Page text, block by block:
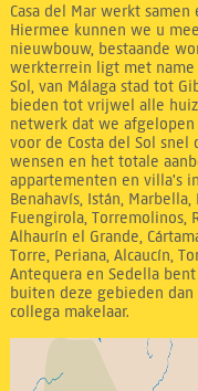
Casa del Mar werkt
Hiermee kunnen we u
nieuwbouw, bestaande
werkterrein ligt met name
Sol, van Málaga stad tot
bieden tot vrijwel alle
netwerk dat we
voor de Costa del Sol
wensen en het totale
appartementen en villa's
Benahavís, Istán, Marbella,
Fuengirola, Torremolinos,
Alhaurín el Grande,
Torre, Periana, Alcaucín,
Antequera en Sedella
buiten deze gebieden
collega makelaar.